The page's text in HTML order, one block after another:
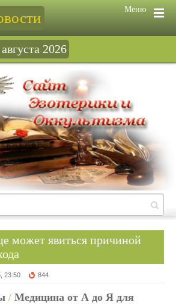
Меню
2026
может явиться причиной
23:50 844
/ Медицина от А до Я для